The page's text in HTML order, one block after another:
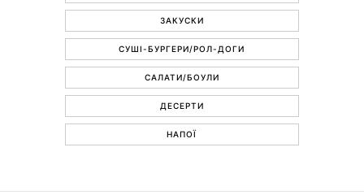
ЗАКУСКИ
СУШІ-БУРГЕРИ/РОЛ-ДОГИ
САЛАТИ/БОУЛИ
ДЕСЕРТИ
НАПОЇ